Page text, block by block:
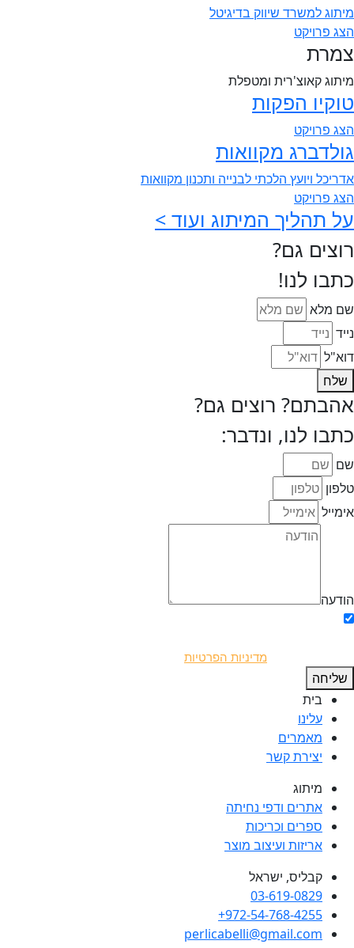
מיתוג למשרד שיווק בדיגיטל
הצג פרויקט
צמרת
מיתוג קאוצ'רית ומטפלת
טוקיו הפקות
הצג פרויקט
גולדברג מקוואות
אדריכל ויועץ הלכתי לבנייה ותכנון מקוואות
הצג פרויקט
על תהליך המיתוג ועוד >
רוצים גם?
כתבו לנו!
שם מלא
נייד
דוא"ל
שלח
אהבתם? רוצים גם?
כתבו לנו, ונדבר:
שם
טלפון
אימייל
הודעה
מדיניות הפרטיות
שליחה
בית
עלינו
מאמרים
יצירת קשר
מיתוג
אתרים ודפי נחיתה
ספרים וכריכות
אריזות ועיצוב מוצר
קבליס, ישראל
03-619-0829
972-54-768-4255+
perlicabelli@gmail.com